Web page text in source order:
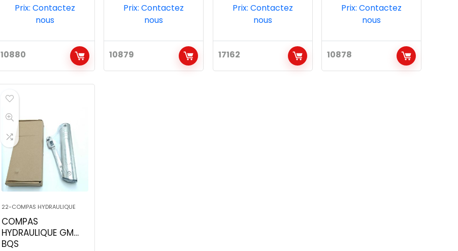
10880
Prix: Contactez
nous
10879
Prix: Contactez
nous
17162
Prix: Contactez
nous
10878
Prix: Contactez
nous
22-COMPAS HYDRAULIQUE
COMPAS
HYDRAULIQUE GM
BQS